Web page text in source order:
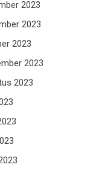
2023
2023
2023
2023
2023